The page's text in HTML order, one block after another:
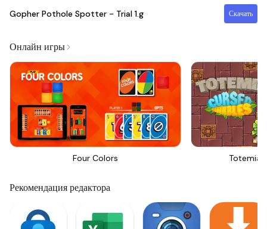
Gopher Pothole Spotter - Trial 1.g Скачать
Онлайн игры
Four Colors Totemia
Рекомендация редактора